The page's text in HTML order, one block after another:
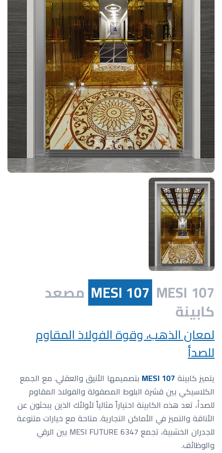
MESI 107MESI 107 مصعد
كابينة
لمعان الذهب، وقوة الفولاذ المقاوم
للصدأ
يتميز كابينةMESI 107بتصميمها الأنيق والعقلي. مع الجمع
الكلاسيكي بين قشرة البلوط المصقولة والفولاذ المقاوم
للصدأ، تعد هذه الكابينة اختياراً مثالياً لأولئك الذين يبحثون عن
الأناقة والتميز في الأماكن التجارية. متاحة مع خيارات متنوعة
للجدران الخشبية، تجمع MESI FUTURE 6347 بين الرقي
والوظائف.